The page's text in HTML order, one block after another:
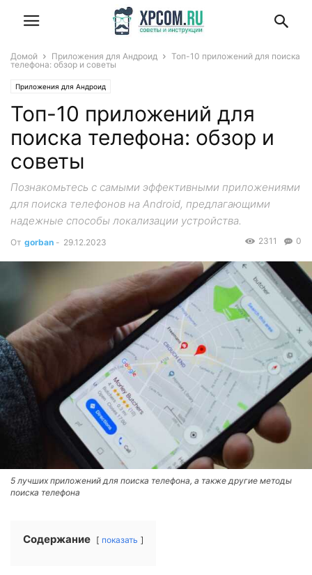
Домой Приложения для Андроид
Топ-10 приложений для поиска
телефона: обзор и советы
Приложения для Андроид
Топ-10 приложений для
поиска телефона: обзор и
советы
Познакомьтесь с самыми эффективными приложениями
для поиска телефонов на Android, предлагающими
надежные способы локализации устройства.
От gorban - 29.12.2023 0
2311
5 лучших приложений для поиска телефона, а также другие методы
поиска телефона
Содержание показать